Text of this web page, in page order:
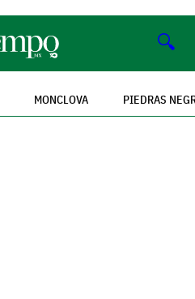
🔍
MONCLOVA PIEDRAS